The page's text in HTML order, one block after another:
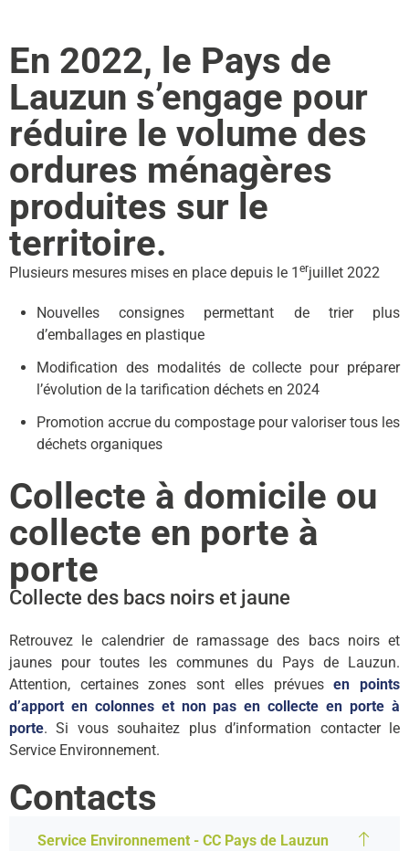
En 2022, le Pays de
Lauzun s’engage pour
réduire le volume des
ordures ménagères
produites sur le
territoire.
Plusieurs mesures mises en place depuis le 1 erjuillet 2022
Nouvelles consignes permettant de trier plus
d’emballages en plastique
Modification des modalités de collecte pour préparer
l’évolution de la tarification déchets en 2024
Promotion accrue du compostage pour valoriser tous les
déchets organiques
Collecte à domicile ou
collecte en porte à
porte
Collecte des bacs noirs et jaune
Retrouvez le calendrier de ramassage des bacs noirs et
jaunes pour toutes les communes du Pays de Lauzun.
Attention, certaines zones sont elles prévuesen points
d’apport en colonnes et non pas en collecte en porte à
porte. Si vous souhaitez plus d’information contacter le
Service Environnement.
Contacts
Service Environnement - CC Pays de Lauzun